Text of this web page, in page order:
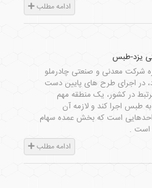
ادامه مطلب
یزد-طبس
شرکت معدنی و صنعتی چادرملو
در اجرای طرح های پایین دست
در کشور، یک منطقه مهم
طبس اجرا کند و لازمه آن
است که بخش عمده سهام
است .
ادامه مطلب